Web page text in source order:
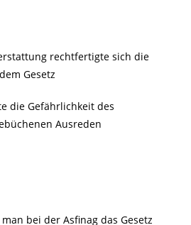
rechtfertigte sich die
Gesetz
die Gefährlichkeit des
Ausreden
bei der Asfinag das Gesetz